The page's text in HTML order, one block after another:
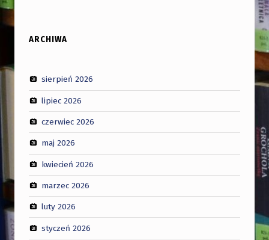
ARCHIWA
sierpień 2026
lipiec 2026
czerwiec 2026
maj 2026
kwiecień 2026
marzec 2026
luty 2026
styczeń 2026